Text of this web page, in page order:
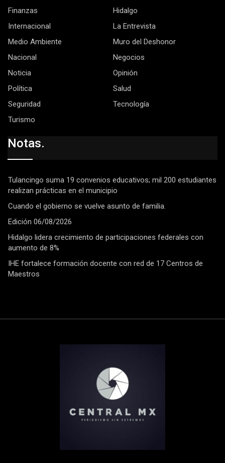
Finanzas
Hidalgo
Internacional
La Entrevista
Medio Ambiente
Muro del Deshonor
Nacional
Negocios
Noticia
Opinión
Política
Salud
Seguridad
Tecnología
Turismo
Notas.
Tulancingo suma 19 convenios educativos; mil 200 estudiantes
realizan prácticas en el municipio
Cuando el gobierno se vuelve asunto de familia.
Edición 06/08/2026
Hidalgo lidera crecimiento de participaciones federales con
aumento de 8%
IHE fortalece formación docente con red de 17 Centros de
Maestros